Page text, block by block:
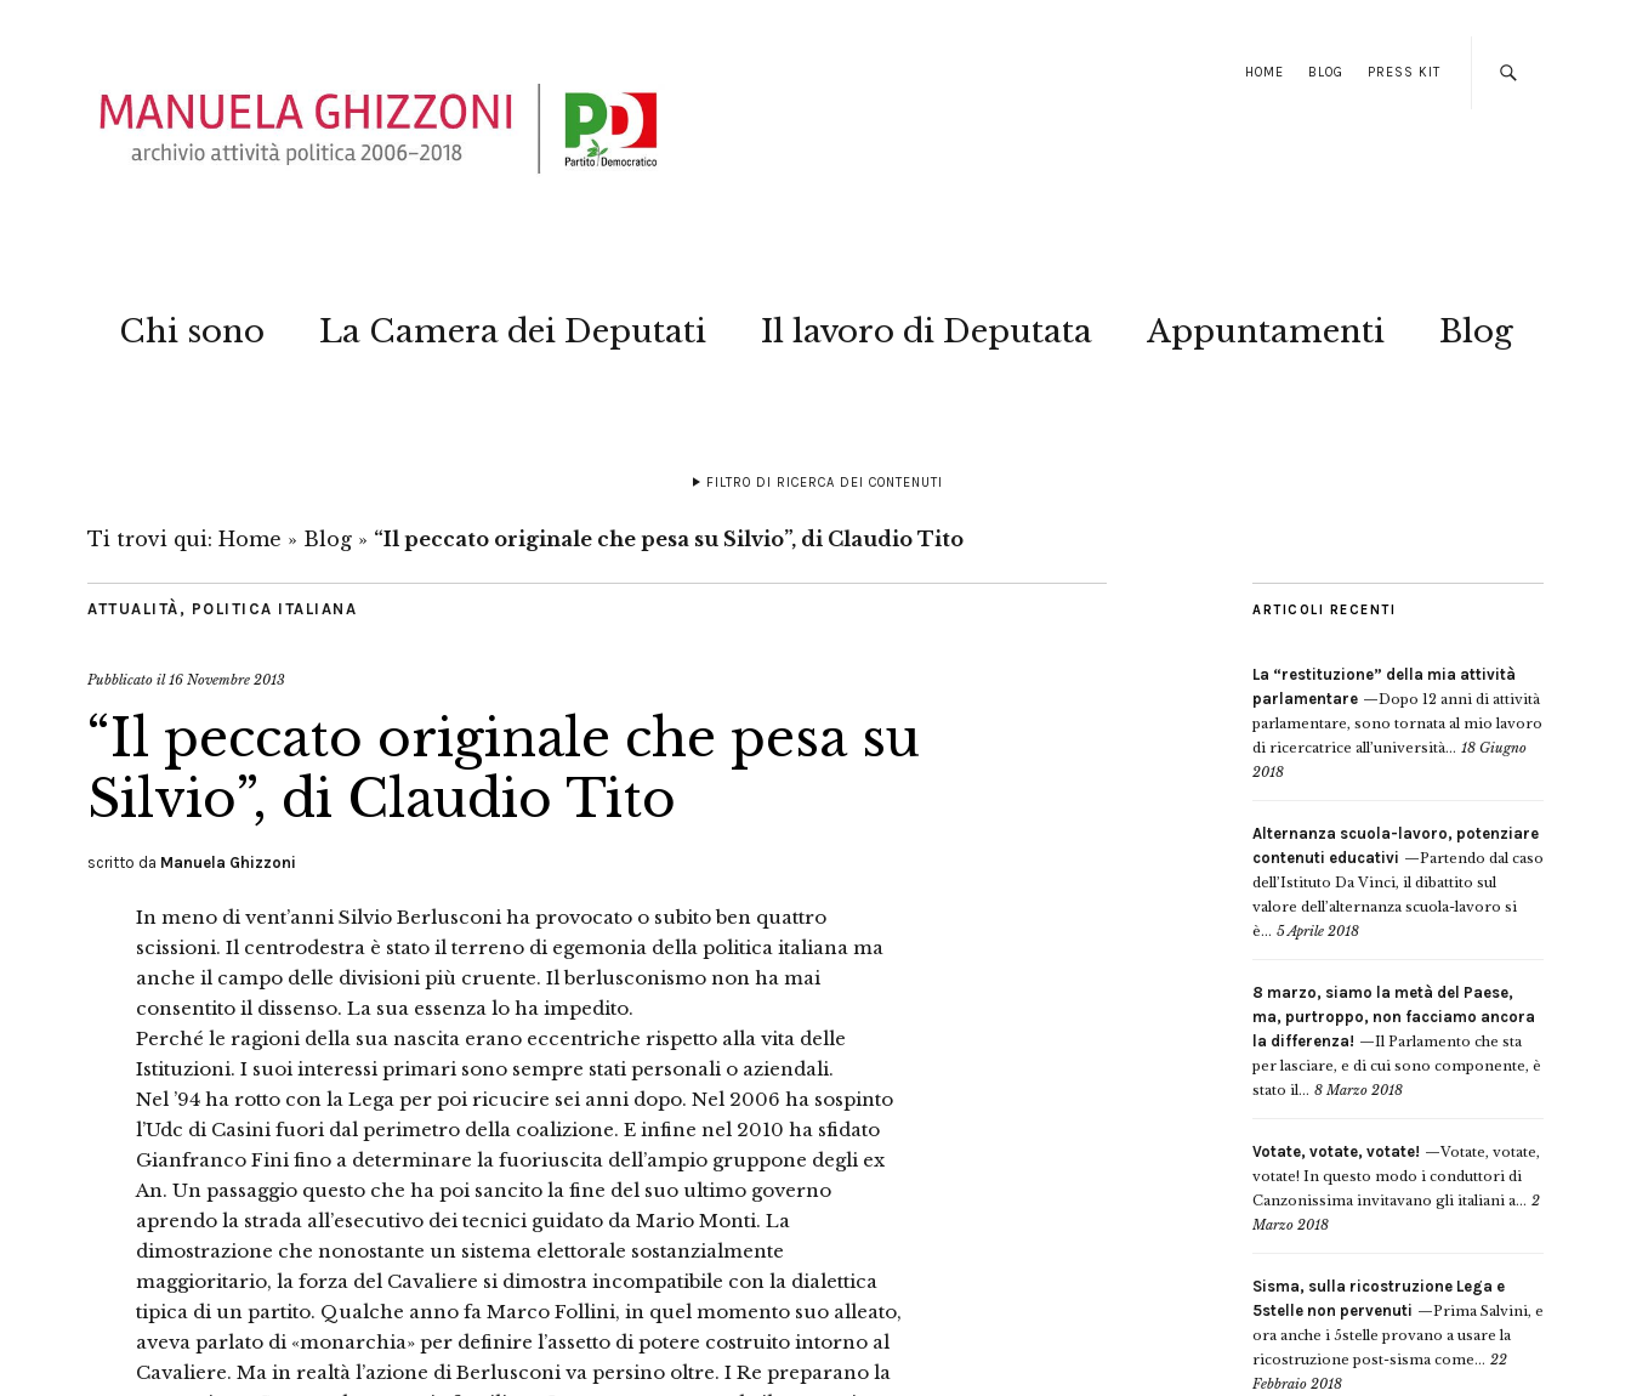
HOME BLOG PRESS KIT
Chi sono La Camera dei Deputati Il lavoro di Deputata Appuntamenti Blog
FILTRO DI RICERCA DEI CONTENUTI
Ti trovi qui: Home » Blog » “Il peccato originale che pesa su Silvio”, di Claudio Tito
ATTUALITÀ , POLITICA ITALIANA
Pubblicato il16 Novembre 2013
“Il peccato originale che pesa su
Silvio”, di Claudio Tito
scritto da Manuela Ghizzoni
In meno di vent’anni Silvio Berlusconi ha provocato o subito ben quattro
scissioni. Il centrodestra è stato il terreno di egemonia della politica italiana ma
anche il campo delle divisioni più cruente. Il berlusconismo non ha mai
consentito il dissenso. La sua essenza lo ha impedito.
Perché le ragioni della sua nascita erano eccentriche rispetto alla vita delle
Istituzioni. I suoi interessi primari sono sempre stati personali o aziendali.
Nel ’94 ha rotto con la Lega per poi ricucire sei anni dopo. Nel 2006 ha sospinto
l’Udc di Casini fuori dal perimetro della coalizione. E infine nel 2010 ha sfidato
Gianfranco Fini fino a determinare la fuoriuscita dell’ampio gruppone degli ex
An. Un passaggio questo che ha poi sancito la fine del suo ultimo governo
aprendo la strada all’esecutivo dei tecnici guidato da Mario Monti. La
dimostrazione che nonostante un sistema elettorale sostanzialmente
maggioritario, la forza del Cavaliere si dimostra incompatibile con la dialettica
tipica di un partito. Qualche anno fa Marco Follini, in quel momento suo alleato,
aveva parlato di «monarchia» per definire l’assetto di potere costruito intorno al
Cavaliere. Ma in realtà l’azione di Berlusconi va persino oltre. I Re preparano la
ARTICOLI RECENTI
La “restituzione” della mia attività
parlamentare
Dopo 12 anni di attività
parlamentare, sono tornata al mio lavoro
di ricercatrice all’università... 18 Giugno
2018
Alternanza scuola-lavoro, potenziare
contenuti educativi
Partendo dal caso
dell’Istituto Da Vinci, il dibattito sul
valore dell’alternanza scuola-lavoro si
è... 5 Aprile 2018
8 marzo, siamo la metà del Paese,
ma, purtroppo, non facciamo ancora
la differenza!
Il Parlamento che sta
per lasciare, e di cui sono componente, è
stato il... 8 Marzo 2018
Votate, votate, votate!
Votate, votate,
votate! In questo modo i conduttori di
Canzonissima invitavano gli italiani a... 2
Marzo 2018
Sisma, sulla ricostruzione Lega e
5stelle non pervenuti
Prima Salvini, e
ora anche i 5stelle provano a usare la
ricostruzione post-sisma come... 22
Febbraio 2018